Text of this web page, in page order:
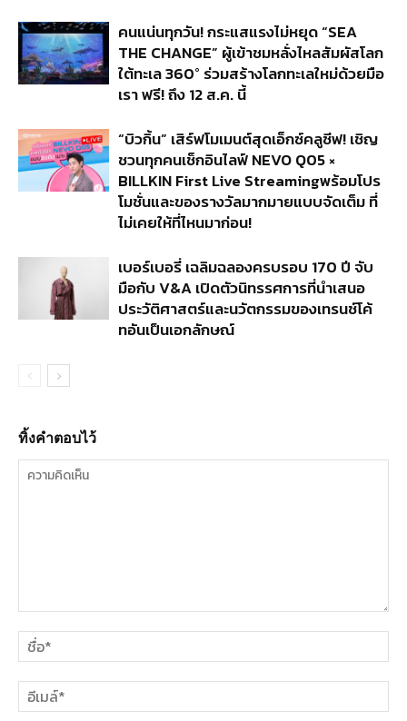
คนแน่นทุกวัน! กระแสแรงไม่หยุด “SEA
THE CHANGE” ผู้เข้าชมหลั่งไหลสัมผัสโลก
ใต้ทะเล 360° ร่วมสร้างโลกทะเลใหม่ด้วยมือ
เรา ฟรี! ถึง 12 ส.ค. นี้
“บิวกิ้น” เสิร์ฟโมเมนต์สุดเอ็กซ์คลูซีฟ! เชิญ
ชวนทุกคนเช็กอินไลฟ์ NEVO Q05 ×
BILLKIN First Live Streamingพร้อมโปร
โมชั่นและของรางวัลมากมายแบบจัดเต็ม ที่
ไม่เคยให้ที่ไหนมาก่อน!
เบอร์เบอรี่ เฉลิมฉลองครบรอบ 170 ปี จับ
มือกับ V&A เปิดตัวนิทรรศการที่นำเสนอ
ประวัติศาสตร์และนวัตกรรมของเทรนช์โค้
ทอันเป็นเอกลักษณ์
ทิ้งคำตอบไว้